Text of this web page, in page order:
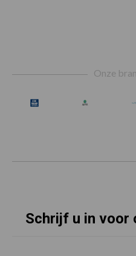
Onze
Schrijf u in voor